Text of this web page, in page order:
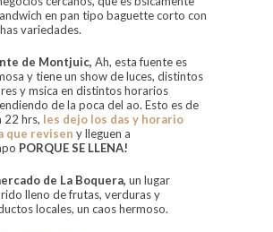
en pan tipo baguette corto con
variedades.
de Montjuic, Ah, esta fuente es
y tiene un show de luces, distintos
y msica en distintos horarios
de la poca del ao. Esto es de
22 hrs, les dejo los das y horario
que revisen y lleguen a
PORQUE SE LLENA!
de La Boquera, un lugar
lleno de frutas, verduras y
locales, un caos hermoso.